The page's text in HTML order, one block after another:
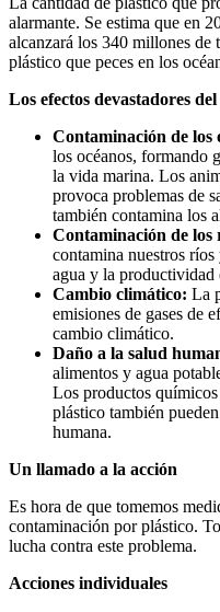
alarmante. Se estima que en
alcanzará los 340 millones de
plástico que peces en los
Los efectos devastadores
Contaminación de los
los océanos, formando
la vida marina. Los
provoca problemas de
también contamina los
Contaminación de los
contamina nuestros
agua y la productividad
Cambio climático: La
emisiones de gases de
cambio climático.
Daño a la salud
alimentos y agua
Los productos
plástico también
humana.
Un llamado a la acción
Es hora de que tomemos
contaminación por plástico.
lucha contra este problema.
Acciones individuales